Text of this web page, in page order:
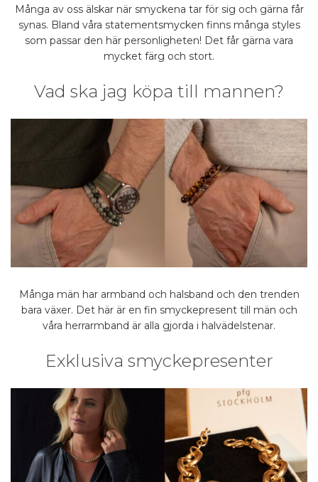
Många av oss älskar när smyckena tar för sig och gärna får
synas. Bland våra statementsmycken finns många styles
som passar den här personligheten! Det får gärna vara
mycket färg och stort.
Vad ska jag köpa till mannen?
Många män har armband och halsband och den trenden
bara växer. Det här är en fin smyckepresent till män och
våra herrarmband är alla gjorda i halvädelstenar.
Exklusiva smyckepresenter